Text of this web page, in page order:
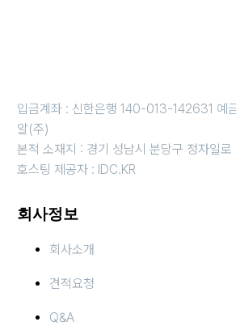
입금계좌 : 신한은행 140-013-142631 예
알(주)
본적 소재지 : 경기 성남시 분당구 정자일
호스팅 제공자 : IDC.KR
회사정보
회사소개
견적요청
Q&A